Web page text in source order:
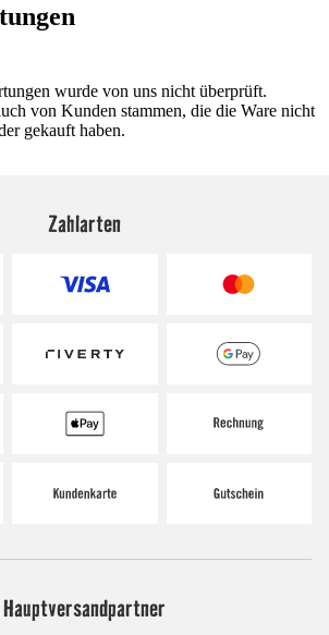
wurde von uns nicht überprüft.
von Kunden stammen, die die Ware nicht
gekauft haben.
Zahlarten
Hauptversandpartner